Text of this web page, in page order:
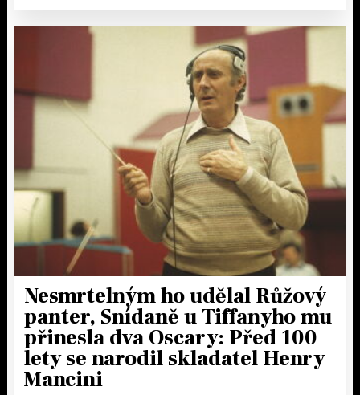
Nesmrtelným ho udělal Růžový
panter, Snídaně u Tiffanyho mu
přinesla dva Oscary: Před 100
lety se narodil skladatel Henry
Mancini